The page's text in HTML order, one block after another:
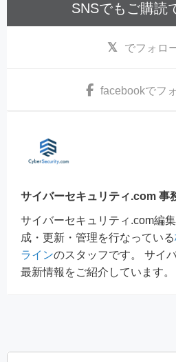
SNSでもご購読
でフォロ
facebookでフ
サイバーセキュリティ.com 事
サイバーセキュリティ.com編
成・更新・管理を行なっている
ラインのスタッフです。 サイ
最新情報をご紹介しています。